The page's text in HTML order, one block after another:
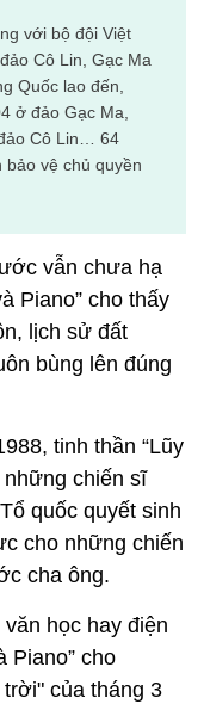
với bộ đội Việt
Cô Lin, Gạc Ma
Quốc lao đến,
ở đảo Gạc Ma,
Cô Lin… 64
vệ chủ quyền
vẫn chưa hạ
Piano” cho thấy
lịch sử đất
bùng lên đúng
tinh thần “Lũy
những chiến sĩ
quốc quyết sinh
cho những chiến
cha ông.
học hay điện
Piano” cho
của tháng 3